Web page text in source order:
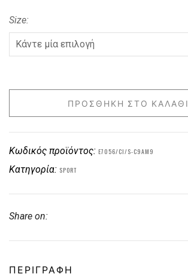
Size
ΠΡΟΣΘΉΚΗ ΣΤΟ ΚΑΛΆΘΙ
Κωδικός προϊόντος: E7056/CI/S-C9AM9
Κατηγορία: SPORT
Share on:
ΠΕΡΙΓΡΑΦΉ